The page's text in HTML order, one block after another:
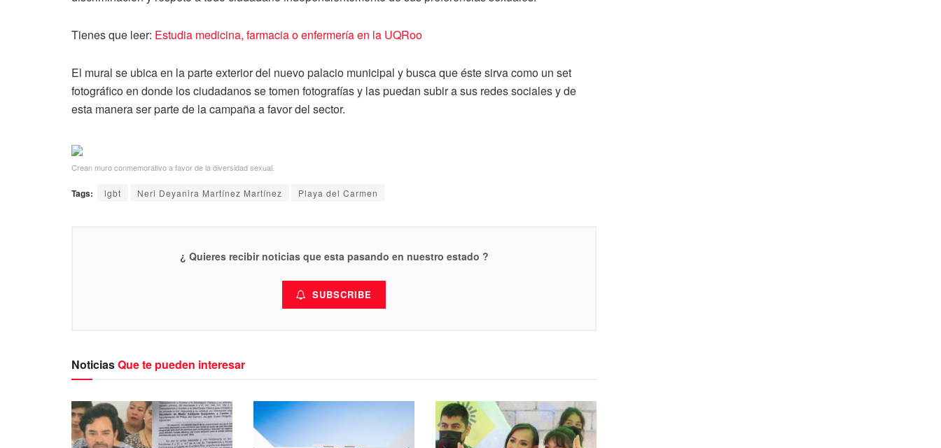
Tienes que leer: Estudia medicina, farmacia o enfermería en la UQRoo
El mural se ubica en la parte exterior del nuevo palacio municipal y busca que éste sirva como un set
fotográfico en donde los ciudadanos se tomen fotografías y las puedan subir a sus redes sociales y de
esta manera ser parte de la campaña a favor del sector.
Crean muro conmemorativo a favor de la diversidad sexual.
Tags: lgbt Neri Deyanira Martínez Martínez Playa del Carmen
¿ Quieres recibir noticias que esta pasando en nuestro estado ?
SUBSCRIBE
NoticiasQue te pueden interesar